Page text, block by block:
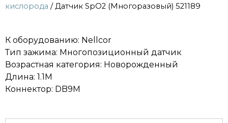
кислорода / Датчик SpO2 (Многоразовый) 521189
К оборудованию: Nellcor
Тип зажима: Многопозиционный датчик
Возрастная категория: Новорожденный
Длина: 1.1M
Коннектор: DB9M